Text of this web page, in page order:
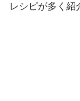
レシピが多く紹